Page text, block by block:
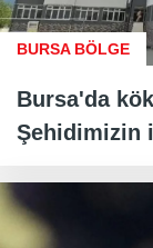
BURSA BÖLGE
Bursa'da
Şehidimizin